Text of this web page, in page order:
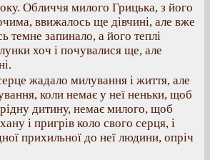
Обличчя милого Грицька, з його
ввижалось ще дівчині, але вже
темне запинало, а його теплі
хоч і почувалися ще, але
жадало милування і життя, але
коли немає у неї неньки, щоб
дитину, немає милого, щоб
і пригрів коло свого серця, і
прихильної до неї людини, опріч